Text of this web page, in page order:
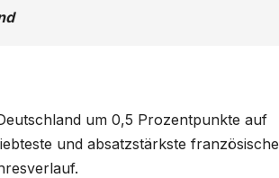
um 0,5 Prozentpunkte auf
und absatzstärkste französische